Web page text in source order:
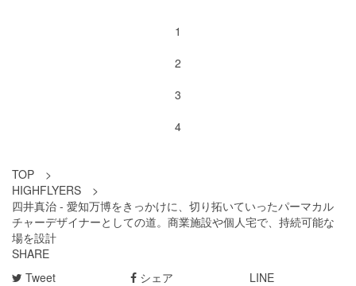
1
2
3
4
TOP >
HIGHFLYERS >
四井真治 - 愛知万博をきっかけに、切り拓いていったパーマカル
チャーデザイナーとしての道。商業施設や個人宅で、持続可能な
場を設計
SHARE
Tweet
シェア
LINE